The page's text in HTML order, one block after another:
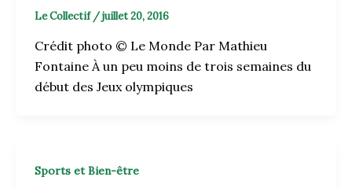
Le Collectif /juillet 20, 2016
Crédit photo © Le Monde Par Mathieu
Fontaine À un peu moins de trois semaines du
début des Jeux olympiques
Sports et Bien-être